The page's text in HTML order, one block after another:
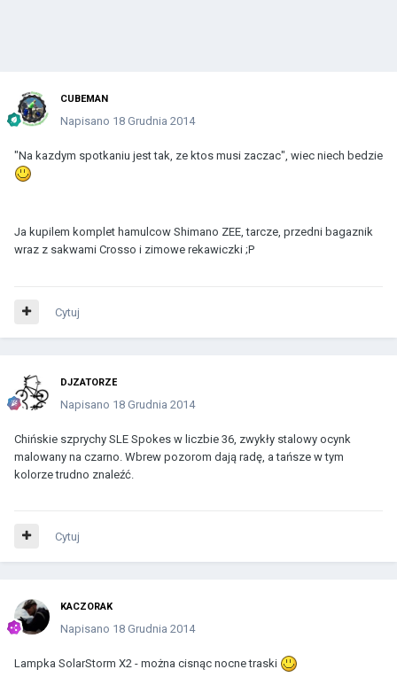
CUBEMAN
Napisano 18 Grudnia 2014
"Na kazdym spotkaniu jest tak, ze ktos musi zaczac", wiec niech bedzie
Ja kupilem komplet hamulcow Shimano ZEE, tarcze, przedni bagaznik
wraz z sakwami Crosso i zimowe rekawiczki ;P
Cytuj
DJZATORZE
Napisano 18 Grudnia 2014
Chińskie szprychy SLE Spokes w liczbie 36, zwykły stalowy ocynk
malowany na czarno. Wbrew pozorom dają radę, a tańsze w tym
kolorze trudno znaleźć.
Cytuj
KACZORAK
Napisano 18 Grudnia 2014
Lampka SolarStorm X2 - można cisnąc nocne traski